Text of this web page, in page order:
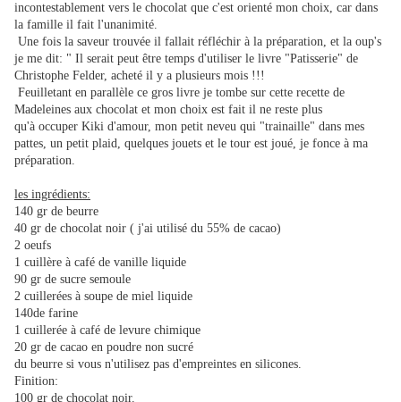
incontestablement vers le chocolat que c'est orienté mon choix, car dans
la famille il fait l'unanimité.
​Une fois la saveur trouvée il fallait réfléchir à la préparation, et la oup's
je me dit: " Il serait peut être temps d'utiliser le livre "Patisserie" de
Christophe Felder, acheté il y a plusieurs mois !!!
​ Feuilletant en parallèle ce gros livre je tombe sur cette recette de
Madeleines aux chocolat et mon choix est fait il ne reste plus
qu'à occuper Kiki d'amour, mon petit neveu qui "trainaille" dans mes
pattes, un petit plaid, quelques jouets et le tour est joué, je fonce à ma
préparation.
les ingrédients:
​140 gr de beurre
​40 gr de chocolat noir ( j'ai utilisé du 55% de cacao)
2 oeufs
​1 cuillère à café de vanille liquide
​90 gr de sucre semoule
​2 cuillerées à soupe de miel liquide
140de farine
​1 cuillerée à café de levure chimique
​20 gr de cacao en poudre non sucré
​du beurre si vous n'utilisez pas d'empreintes en silicones.
​Finition:
​100 gr de chocolat noir.